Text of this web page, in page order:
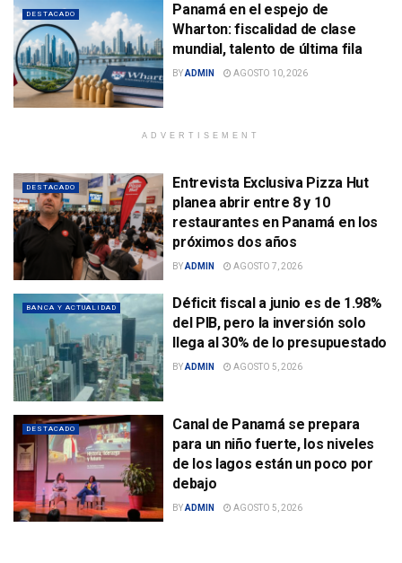
DESTACADO
Panamá en el espejo de
Wharton: fiscalidad de clase
mundial, talento de última fila
BYADMIN AGOSTO 10, 2026
ADVERTISEMENT
DESTACADO
Entrevista Exclusiva Pizza Hut
planea abrir entre 8 y 10
restaurantes en Panamá en los
próximos dos años
BYADMIN AGOSTO 7, 2026
BANCA Y ACTUALIDAD
Déficit fiscal a junio es de 1.98%
del PIB, pero la inversión solo
llega al 30% de lo presupuestado
BYADMIN AGOSTO 5, 2026
DESTACADO
Canal de Panamá se prepara
para un niño fuerte, los niveles
de los lagos están un poco por
debajo
BYADMIN AGOSTO 5, 2026